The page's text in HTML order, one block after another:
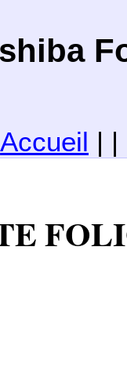
Accueil | |